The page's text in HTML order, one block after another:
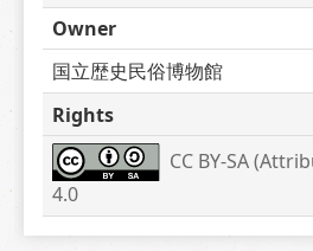
Owner
国立歴史民俗博物館
Rights
CC BY-SA
4.0